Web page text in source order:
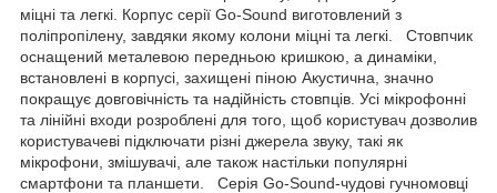
міцні та легкі. Корпус серії Go-Sound виготовлений з
поліпропілену, завдяки якому колони міцні та легкі. Стовпчик
оснащений металевою передньою кришкою, а динаміки,
встановлені в корпусі, захищені піною Акустична, значно
покращує довговічність та надійність стовпців. Усі мікрофонні
та лінійні входи розроблені для того, щоб користувач дозволив
користувачеві підключати різні джерела звуку, такі як
мікрофони, змішувачі, але також настільки популярні
смартфони та планшети. Серія Go-Sound-чудові гучномовці